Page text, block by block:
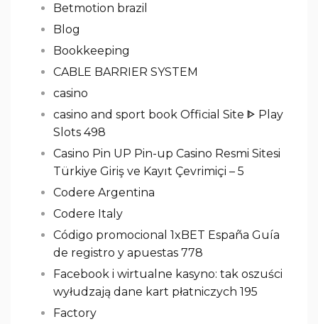
Betmotion brazil
Blog
Bookkeeping
CABLE BARRIER SYSTEM
casino
casino and sport book Official Site ᐈ Play
Slots 498
Casino Pin UP Pin-up Casino Resmi Sitesi
Türkiye Giriş ve Kayıt Çevrimiçi – 5
Codere Argentina
Codere Italy
Código promocional 1xBET España Guía
de registro y apuestas 778
Facebook i wirtualne kasyno: tak oszuści
wyłudzają dane kart płatniczych 195
Factory